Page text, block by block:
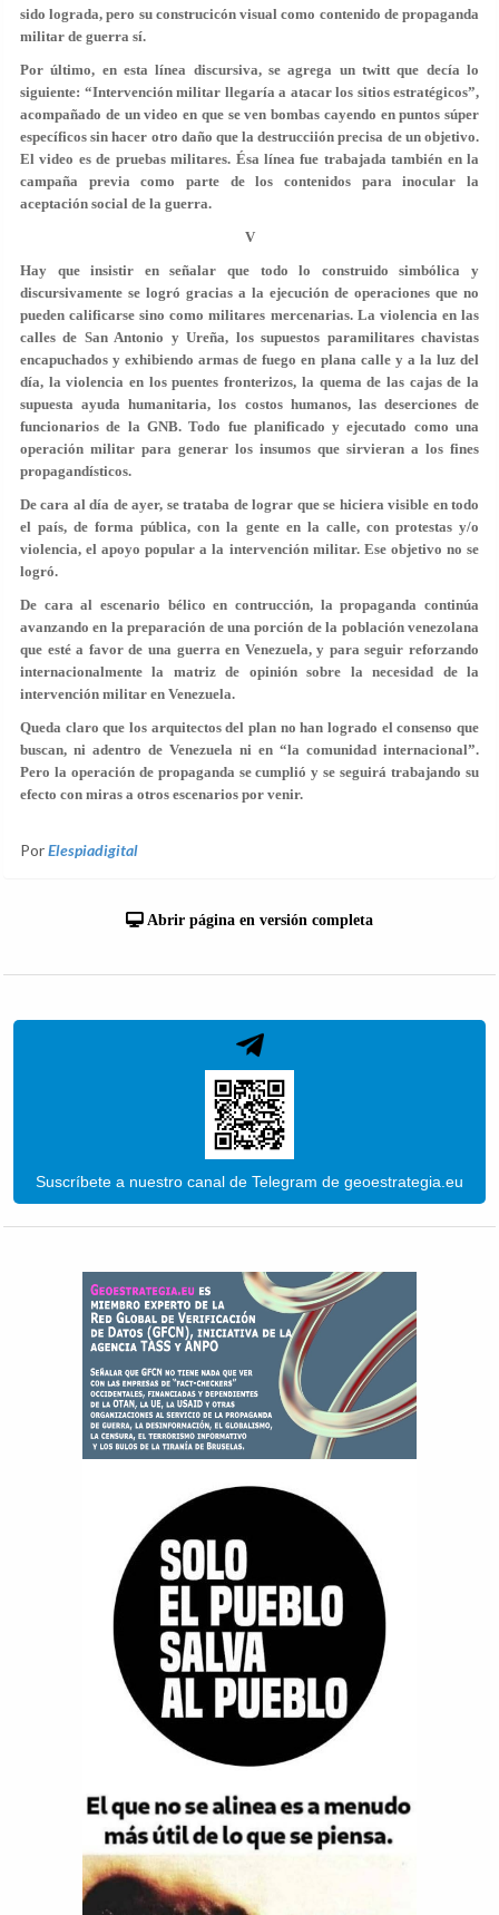
sido lograda, pero su construcicón visual como contenido de propaganda
militar de guerra sí.
Por último, en esta línea discursiva, se agrega un twitt que decía lo
siguiente: “Intervención militar llegaría a atacar los sitios estratégicos”,
acompañado de un video en que se ven bombas cayendo en puntos súper
específicos sin hacer otro daño que la destrucciión precisa de un objetivo.
El video es de pruebas militares. Ésa línea fue trabajada también en la
campaña previa como parte de los contenidos para inocular la
aceptación social de la guerra.
V
Hay que insistir en señalar que todo lo construido simbólica y
discursivamente se logró gracias a la ejecución de operaciones que no
pueden calificarse sino como militares mercenarias. La violencia en las
calles de San Antonio y Ureña, los supuestos paramilitares chavistas
encapuchados y exhibiendo armas de fuego en plana calle y a la luz del
día, la violencia en los puentes fronterizos, la quema de las cajas de la
supuesta ayuda humanitaria, los costos humanos, las deserciones de
funcionarios de la GNB. Todo fue planificado y ejecutado como una
operación militar para generar los insumos que sirvieran a los fines
propagandísticos.
De cara al día de ayer, se trataba de lograr que se hiciera visible en todo
el país, de forma pública, con la gente en la calle, con protestas y/o
violencia, el apoyo popular a la intervención militar. Ese objetivo no se
logró.
De cara al escenario bélico en contrucción, la propaganda continúa
avanzando en la preparación de una porción de la población venezolana
que esté a favor de una guerra en Venezuela, y para seguir reforzando
internacionalmente la matriz de opinión sobre la necesidad de la
intervención militar en Venezuela.
Queda claro que los arquitectos del plan no han logrado el consenso que
buscan, ni adentro de Venezuela ni en “la comunidad internacional”.
Pero la operación de propaganda se cumplió y se seguirá trabajando su
efecto con miras a otros escenarios por venir.
PorElespiadigital
Abrir página en versión completa
Suscríbete a nuestro canal de Telegram de geoestrategia.eu